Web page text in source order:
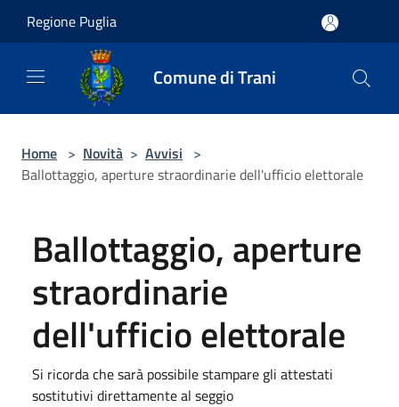
Regione Puglia
Comune di Trani
Home > Novità > Avvisi >
Ballottaggio, aperture straordinarie dell'ufficio elettorale
Ballottaggio, aperture
straordinarie
dell'ufficio elettorale
Si ricorda che sarà possibile stampare gli attestati
sostitutivi direttamente al seggio